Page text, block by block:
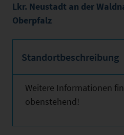
Lkr. Neustadt an der
Oberpfalz
Standortbeschreibung
Weitere Informationen
obenstehend!